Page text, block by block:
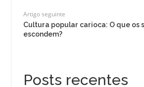
Artigo seguinte
Cultura popular carioca: O que os
escondem?
Posts recentes